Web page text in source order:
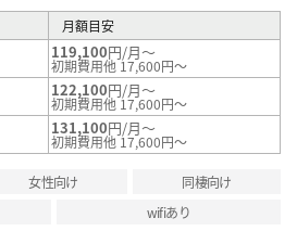
月額目安
119,100円/月～
初期費用他 17,600円～
122,100円/月～
初期費用他 17,600円～
131,100円/月～
初期費用他 17,600円～
女性向け
同棲向け
wifiあり